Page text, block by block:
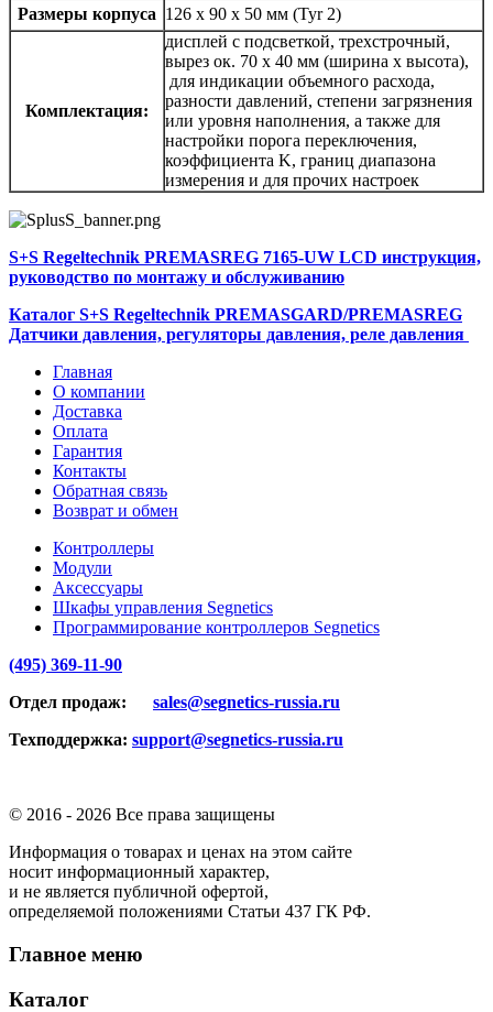
Размеры корпуса 126 x 90 x 50 мм (Tyr 2)
Комплектация:
дисплей с подсветкой, трехстрочный,
вырез ок. 70 x 40 мм (ширина х высота),
для индикации объемного расхода,
разности давлений, степени загрязнения
или уровня наполнения, а также для
настройки порога переключения,
коэффициента K, границ диапазона
измерения и для прочих настроек
S+S Regeltechnik PREMASREG 7165-UW LCD инструкция,
руководство по монтажу и обслуживанию
Каталог S+S Regeltechnik PREMASGARD/PREMASREG
Датчики давления, регуляторы давления, реле давления
Главная
О компании
Доставка
Оплата
Гарантия
Контакты
Обратная связь
Возврат и обмен
Контроллеры
Модули
Аксессуары
Шкафы управления Segnetics
Программирование контроллеров Segnetics
(495) 369-11-90
Отдел продаж: sales@segnetics-russia.ru
Техподдержка: support@segnetics-russia.ru
© 2016 - 2026 Все права защищены
Информация о товарах и ценах на этом сайте
носит информационный характер,
и не является публичной офертой,
определяемой положениями Статьи 437 ГК РФ.
Главное меню
Каталог